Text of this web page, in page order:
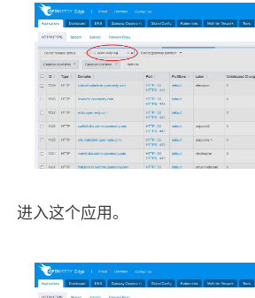
进入这个应用。